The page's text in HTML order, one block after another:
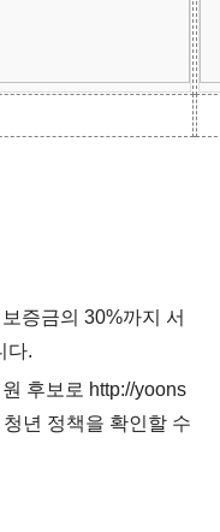
증금의 30%까지 서
다.
후보로 http://yoons
년 정책을 확인할 수